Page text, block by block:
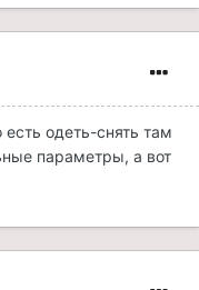
одеть-снять там
параметры, а вот